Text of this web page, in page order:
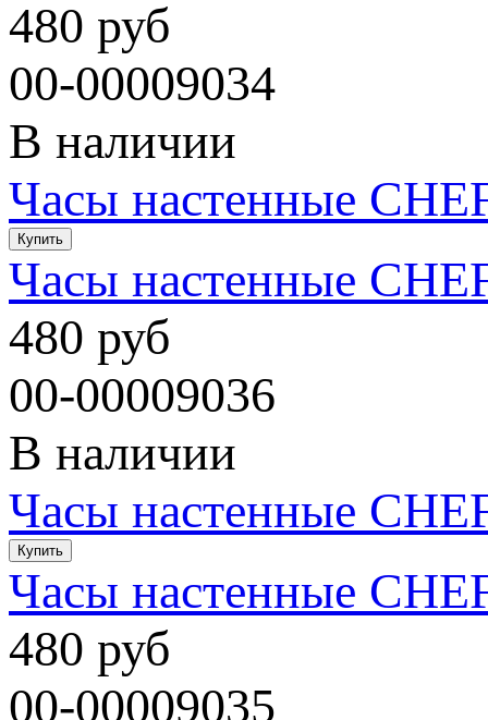
480 руб
00-00009034
В наличии
Часы настенные
Часы настенные
480 руб
00-00009036
В наличии
Часы настенные
Часы настенные
480 руб
00-00009035